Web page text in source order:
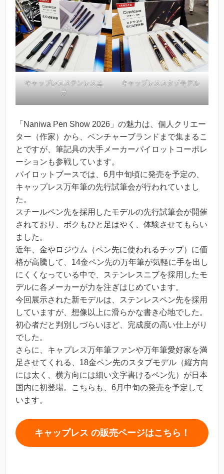
キャップレスステンレスニ
ブ
キャップレススタブモデル
「Naniwa Pen Show 2026」の魅力は、個人クリエー
ター（作家）から、ベンチャーブランドまで集まるこ
とですが、筆記具の大手メーカーパイロットコーポレ
ーションも参戦しています。
パイロットブースでは、6月中旬頃に発売を予定の、
キャップレス万年筆の先行試筆会が行われていまし
た。
スチールペン先を採用したモデルの先行試筆会が開催
されており、ボクもひと足はやく、体験させてもらい
ました。
近年、金やロジウム（ペン先に使われるチップ）に価
格が高騰して、14金ペン先の万年筆が気軽に手を出し
にくくなっている中で、ステンレスニブを採用したモ
デルに各メーカーが力を注ぎはじめています。
今回展示された新モデルは、ステンレスペン先を採用
していますが、想像以上に滑らかな書き心地でした。
初心者だと判別しづらいほど、完成度の高い仕上がり
でした。
さらに、キャプレス万年筆ファンや万年筆愛好家を満
足させてくれる、18金ペン先のスタブモデル（縦方向
には太く、横方向には細い文字書けるペン先）が日本
国内に初登場。こちらも、6月中旬の発売を予定して
います。
キャップレス の販売ページはこちら！